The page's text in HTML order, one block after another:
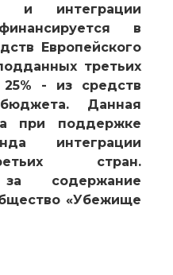
и интеграции
в
Европейского
третьих
- из средств
бюджета. Данная
при поддержке
интеграции
стран.
за содержание
«Убежище